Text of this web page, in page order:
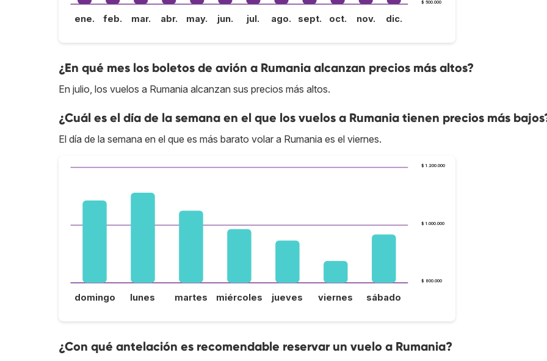
$ 500.000
ene. feb. mar. abr. may. jun. jul. ago. sept. oct. nov. dic.
¿En qué mes los boletos de avión a Rumania alcanzan precios más altos?
En julio, los vuelos a Rumania alcanzan sus precios más altos.
¿Cuál es el día de la semana en el que los vuelos a Rumania tienen precios más
El día de la semana en el que es más barato volar a Rumania es el viernes.
$ 800.000
$ 1.000.000
$ 1.200.000
domingo lunes martes miércoles jueves viernes sábado
¿Con qué antelación es recomendable reservar un vuelo a Rumania?